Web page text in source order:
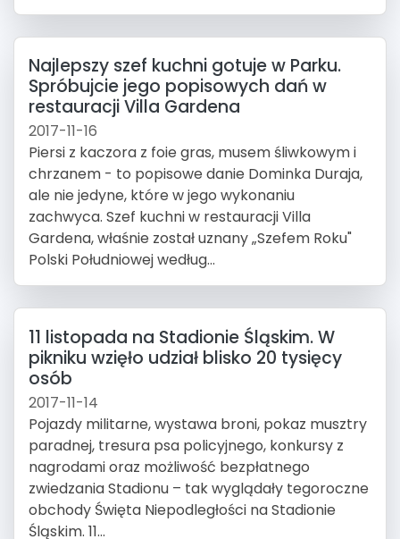
Najlepszy szef kuchni gotuje w Parku.
Spróbujcie jego popisowych dań w
restauracji Villa Gardena
2017-11-16
Piersi z kaczora z foie gras, musem śliwkowym i
chrzanem - to popisowe danie Dominka Duraja,
ale nie jedyne, które w jego wykonaniu
zachwyca. Szef kuchni w restauracji Villa
Gardena, właśnie został uznany „Szefem Roku"
Polski Południowej według...
11 listopada na Stadionie Śląskim. W
pikniku wzięło udział blisko 20 tysięcy
osób
2017-11-14
Pojazdy militarne, wystawa broni, pokaz musztry
paradnej, tresura psa policyjnego, konkursy z
nagrodami oraz możliwość bezpłatnego
zwiedzania Stadionu – tak wyglądały tegoroczne
obchody Święta Niepodległości na Stadionie
Śląskim. 11...